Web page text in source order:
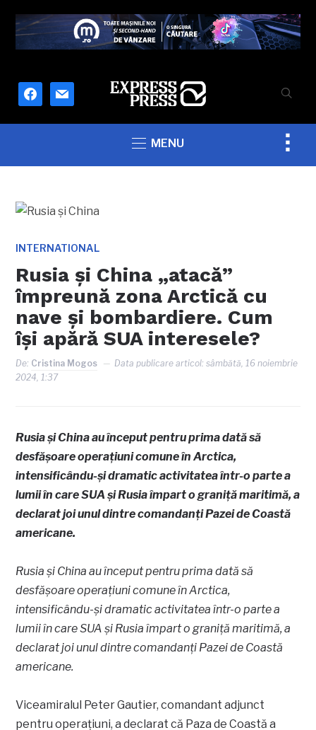
facebook
mail
MENU
INTERNATIONAL
Rusia și China „atacă”
împreună zona Arctică cu
nave și bombardiere. Cum
își apără SUA interesele?
De: Cristina Mogos Data publicare articol:sâmbătă, 16 noiembrie
2024, 1:37
Rusia și China au început pentru prima dată să
desfășoare operațiuni comune în Arctica,
intensificându-și dramatic activitatea într-o parte a
lumii în care SUA și Rusia împart o graniță maritimă, a
declarat joi unul dintre comandanți Pazei de Coastă
americane.
Rusia și China au început pentru prima dată să
desfășoare operațiuni comune în Arctica,
intensificându-și dramatic activitatea într-o parte a
lumii în care SUA și Rusia împart o graniță maritimă, a
declarat joi unul dintre comandanți Pazei de Coastă
americane.
Viceamiralul Peter Gautier, comandant adjunct
pentru operațiuni, a declarat că Paza de Coastă a